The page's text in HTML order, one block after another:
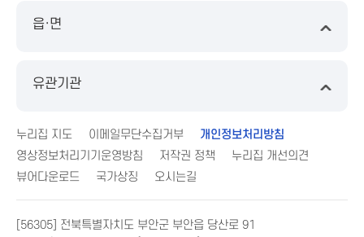
읍·면
유관기관
누리집 지도 이메일무단수집거부
개인정보처리방침
영상정보처리기기운영방침
저작권 정책
누리집 개선의견
뷰어다운로드
국가상징 오시는길
[56305] 전북특별자치도 부안군 부안읍 당산로 91